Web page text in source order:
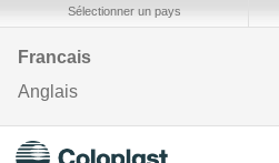
Sélectionner un pays
Francais
Anglais